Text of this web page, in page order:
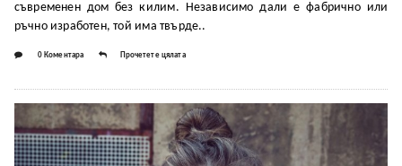
съвременен дом без килим. Независимо дали е фабрично или
ръчно изработен, той има твърде..
0 Коментара Прочетете цялата